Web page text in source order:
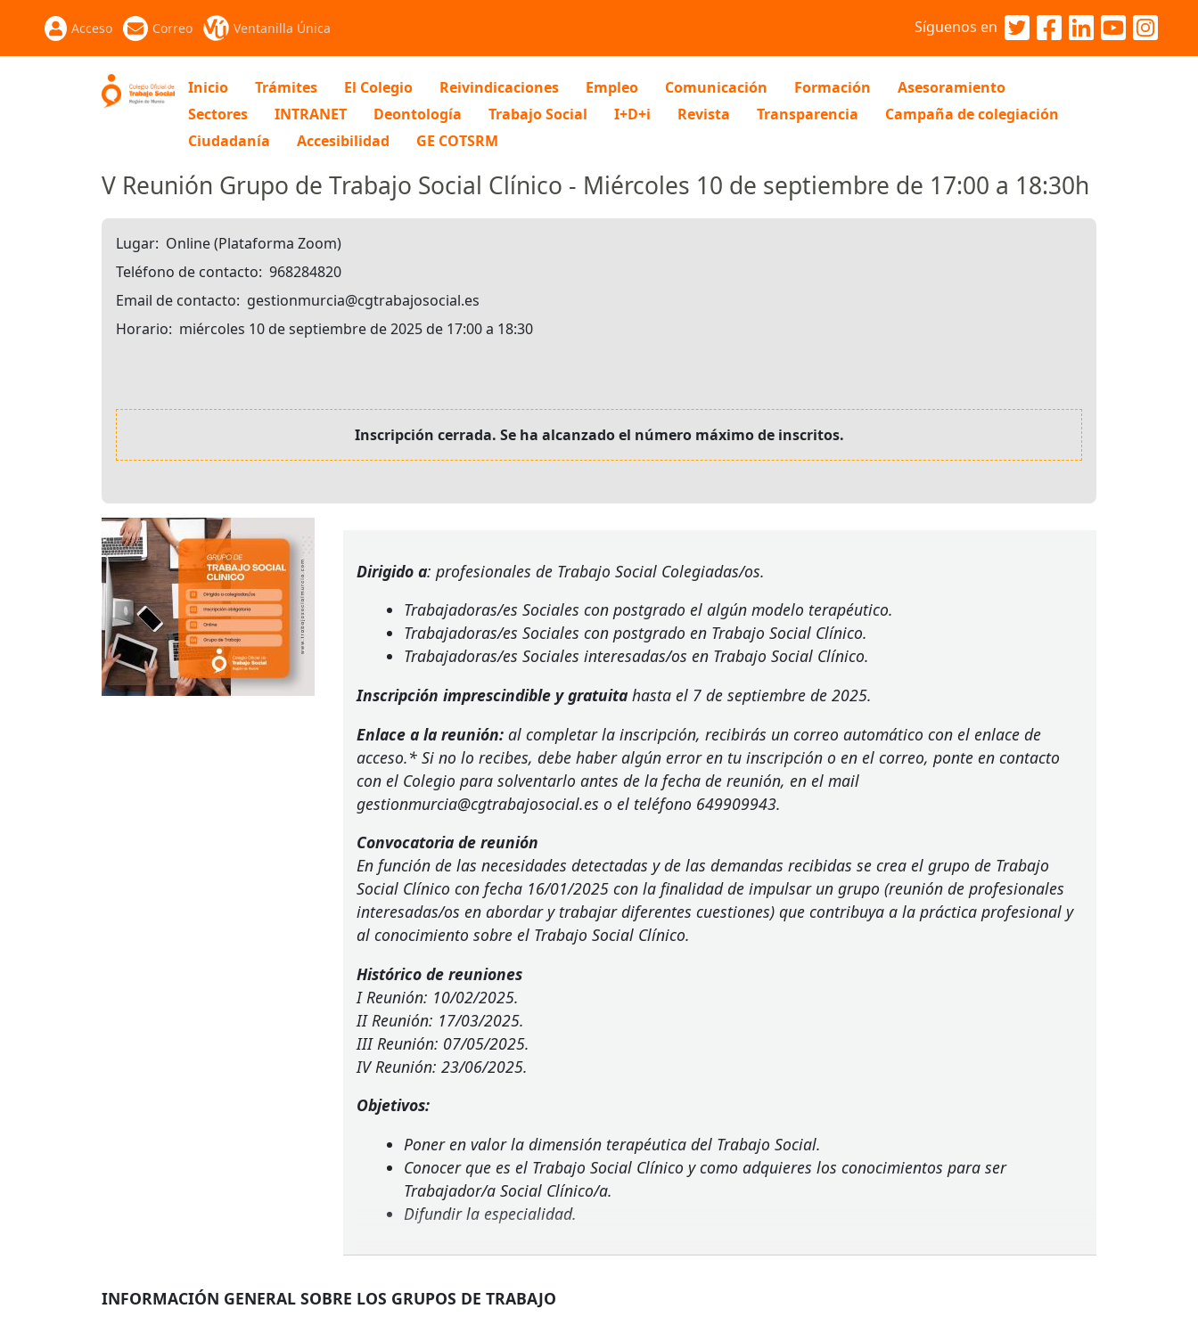
Acceso Correo Ventanilla Única Síguenos en
Inicio Trámites El Colegio Reivindicaciones Empleo Comunicación Formación
Asesoramiento
Sectores
INTRANET Deontología Trabajo Social I+D+i Revista Transparencia
Campaña de colegiación
Ciudadanía
Accesibilidad GE COTSRM
V Reunión Grupo de Trabajo Social Clínico - Miércoles 10 de septiembre de 17:00 a 18:30h
Lugar Online (Plataforma Zoom)
Teléfono de contacto 968284820
Email de contacto
gestionmurcia@cgtrabajosocial.es
Horario
miércoles 10 de septiembre de 2025 de 17:00 a 18:30
Inscripción cerrada. Se ha alcanzado el número máximo de inscritos.
Dirigido a: profesionales de Trabajo Social Colegiadas/os.
Trabajadoras/es Sociales con postgrado el algún modelo terapéutico.
Trabajadoras/es Sociales con postgrado en Trabajo Social Clínico.
Trabajadoras/es Sociales interesadas/os en Trabajo Social Clínico.
Inscripción imprescindible y gratuita hasta el 7 de septiembre de 2025.
Enlace a la reunión: al completar la inscripción, recibirás un correo automático con el enlace de
acceso.* Si no lo recibes, debe haber algún error en tu inscripción o en el correo, ponte en contacto
con el Colegio para solventarlo antes de la fecha de reunión, en el mail
gestionmurcia@cgtrabajosocial.es o el teléfono 649909943.
Convocatoria de reunión
En función de las necesidades detectadas y de las demandas recibidas se crea el grupo de Trabajo
Social Clínico con fecha 16/01/2025 con la finalidad de impulsar un grupo (reunión de profesionales
interesadas/os en abordar y trabajar diferentes cuestiones) que contribuya a la práctica profesional y
al conocimiento sobre el Trabajo Social Clínico.
Histórico de reuniones
I Reunión: 10/02/2025.
II Reunión: 17/03/2025.
IIIReunión: 07/05/2025.
IV Reunión: 23/06/2025.
Objetivos:
Poner en valor la dimensión terapéutica del Trabajo Social.
Conocer que es el Trabajo Social Clínico y como adquieres los conocimientos para ser
Trabajador/a Social Clínico/a.
Difundir la especialidad.
INFORMACIÓN GENERAL SOBRE LOS GRUPOS DE TRABAJO